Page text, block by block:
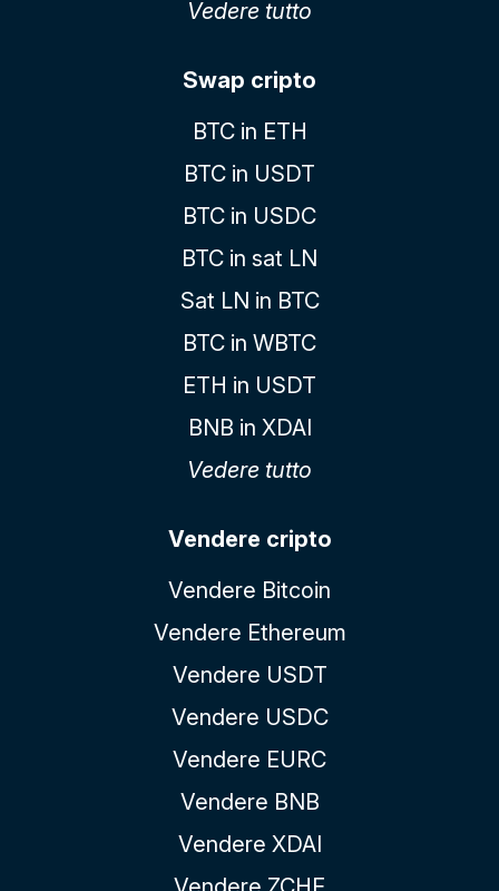
Vedere tutto
Swap cripto
BTC in ETH
BTC in USDT
BTC in USDC
BTC in sat LN
Sat LN in BTC
BTC in WBTC
ETH in USDT
BNB in XDAI
Vedere tutto
Vendere cripto
Vendere Bitcoin
Vendere Ethereum
Vendere USDT
Vendere USDC
Vendere EURC
Vendere BNB
Vendere XDAI